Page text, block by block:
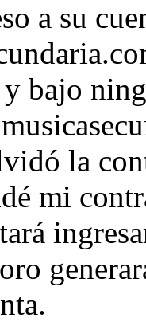
a su
y bajo
la
mi